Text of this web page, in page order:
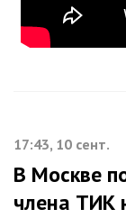
17:43, 10 сент.
В Москве
члена ТИК